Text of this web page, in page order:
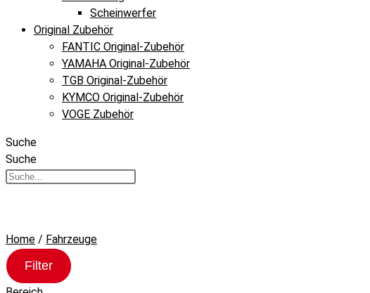
Scheinwerfer
Original Zubehör
FANTIC Original-Zubehör
YAMAHA Original-Zubehör
TGB Original-Zubehör
KYMCO Original-Zubehör
VOGE Zubehör
Suche
Suche
Home / Fahrzeuge
Filter